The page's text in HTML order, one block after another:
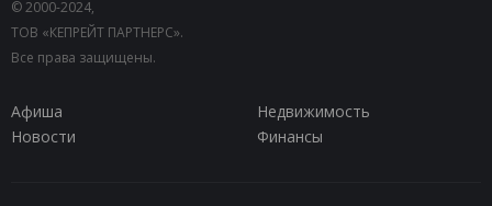
© 2000-2024,
ТОВ «КЕПРЕЙТ ПАРТНЕРС».
Все права защищены.
Афиша
Недвижимость
Новости
Финансы